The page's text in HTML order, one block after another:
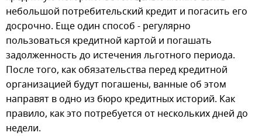
небольшой потребительский кредит и погасить его
досрочно. Еще один способ - регулярно
пользоваться кредитной картой и погашать
задолженность до истечения льготного периода.
После того, как обязательства перед кредитной
организацией будут погашены, ванные об этом
направят в одно из бюро кредитных историй. Как
правило, как это потребуется от нескольких дней до
недели.